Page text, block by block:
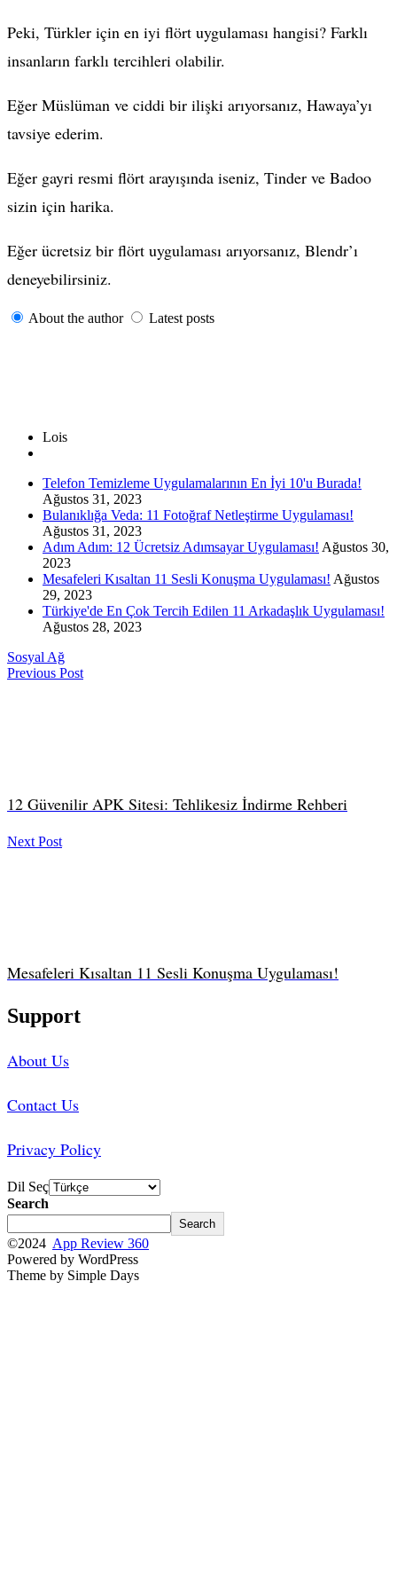
Peki, Türkler için en iyi flört uygulaması hangisi? Farklı
insanların farklı tercihleri olabilir.
Eğer Müslüman ve ciddi bir ilişki arıyorsanız, Hawaya’yı
tavsiye ederim.
Eğer gayri resmi flört arayışında iseniz, Tinder ve Badoo
sizin için harika.
Eğer ücretsiz bir flört uygulaması arıyorsanız, Blendr’ı
deneyebilirsiniz.
About the author Latest posts
Lois
Telefon Temizleme Uygulamalarının En İyi 10'u Burada!
Ağustos 31, 2023
Bulanıklığa Veda: 11 Fotoğraf Netleştirme Uygulaması!
Ağustos 31, 2023
Adım Adım: 12 Ücretsiz Adımsayar Uygulaması! Ağustos 30,
2023
Mesafeleri Kısaltan 11 Sesli Konuşma Uygulaması! Ağustos
29, 2023
Türkiye'de En Çok Tercih Edilen 11 Arkadaşlık Uygulaması!
Ağustos 28, 2023
Sosyal Ağ
Previous Post
12 Güvenilir APK Sitesi: Tehlikesiz İndirme Rehberi
Next Post
Mesafeleri Kısaltan 11 Sesli Konuşma Uygulaması!
Support
About Us
Contact Us
Privacy Policy
Dil Seç
Search
Search
©2024 App Review 360
Powered by WordPress
Theme by Simple Days